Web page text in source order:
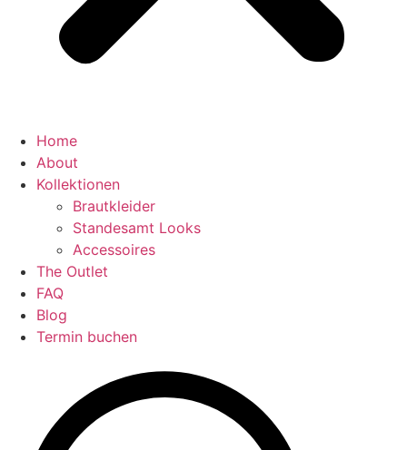
Home
About
Kollektionen
Brautkleider
Standesamt Looks
Accessoires
The Outlet
FAQ
Blog
Termin buchen